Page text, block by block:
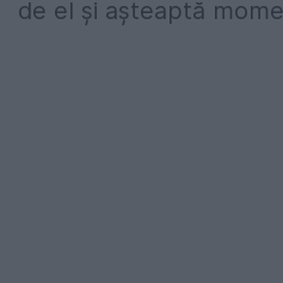
de el şi aşteaptă